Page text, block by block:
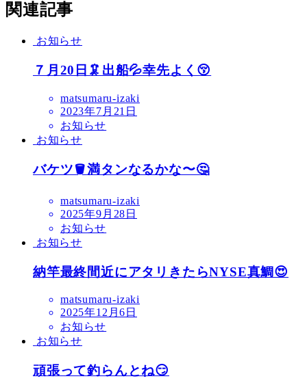
関連記事
お知らせ
７月20日🦑出船💦幸先よく😚
matsumaru-izaki
2023年7月21日
お知らせ
お知らせ
バケツ🪣満タンなるかな〜🤔
matsumaru-izaki
2025年9月28日
お知らせ
お知らせ
納竿最終間近にアタリきたらNYSE真鯛😍
matsumaru-izaki
2025年12月6日
お知らせ
お知らせ
頑張って釣らんとね😏